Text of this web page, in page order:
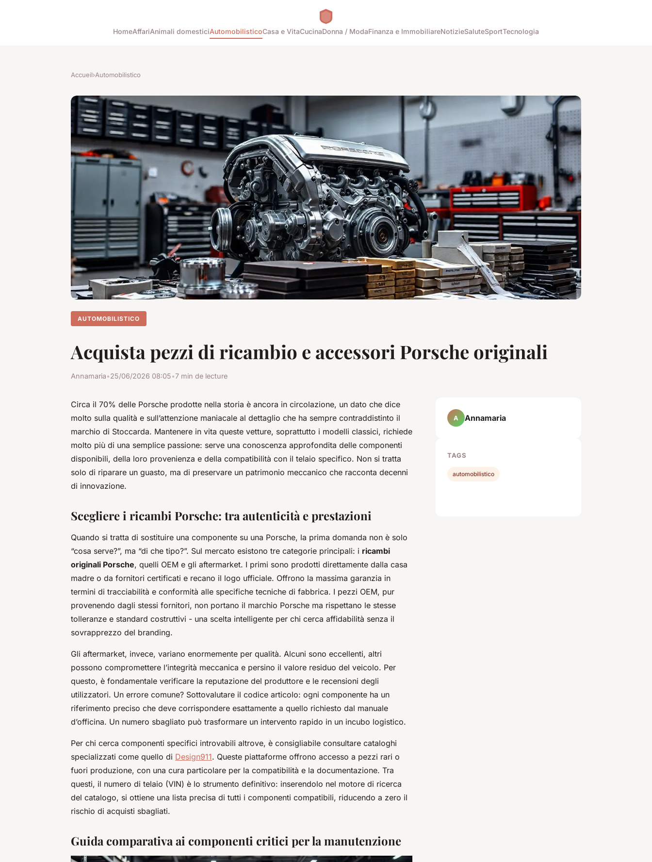
HomeAffariAnimali domesticiAutomobilisticoCasa e VitaCucinaDonna / ModaFinanza e ImmobiliareNotizieSaluteSportTecnologia
Accueil›Automobilistico
AUTOMOBILISTICO
Acquista pezzi di ricambio e accessori Porsche originali
Annamaria•25/06/2026 08:05•7 min de lecture
Circa il 70% delle Porsche prodotte nella storia è ancora in circolazione, un dato che dice
molto sulla qualità e sull’attenzione maniacale al dettaglio che ha sempre contraddistinto il
marchio di Stoccarda. Mantenere in vita queste vetture, soprattutto i modelli classici, richiede
molto più di una semplice passione: serve una conoscenza approfondita delle componenti
disponibili, della loro provenienza e della compatibilità con il telaio specifico. Non si tratta
solo di riparare un guasto, ma di preservare un patrimonio meccanico che racconta decenni
di innovazione.
Scegliere i ricambi Porsche: tra autenticità e prestazioni
Quando si tratta di sostituire una componente su una Porsche, la prima domanda non è solo
“cosa serve?”, ma “di che tipo?”. Sul mercato esistono tre categorie principali: i ricambi
originali Porsche, quelli OEM e gli aftermarket. I primi sono prodotti direttamente dalla casa
madre o da fornitori certificati e recano il logo ufficiale. Offrono la massima garanzia in
termini di tracciabilità e conformità alle specifiche tecniche di fabbrica. I pezzi OEM, pur
provenendo dagli stessi fornitori, non portano il marchio Porsche ma rispettano le stesse
tolleranze e standard costruttivi - una scelta intelligente per chi cerca affidabilità senza il
sovrapprezzo del branding.
Gli aftermarket, invece, variano enormemente per qualità. Alcuni sono eccellenti, altri
possono compromettere l’integrità meccanica e persino il valore residuo del veicolo. Per
questo, è fondamentale verificare la reputazione del produttore e le recensioni degli
utilizzatori. Un errore comune? Sottovalutare il codice articolo: ogni componente ha un
riferimento preciso che deve corrispondere esattamente a quello richiesto dal manuale
d’officina. Un numero sbagliato può trasformare un intervento rapido in un incubo logistico.
Per chi cerca componenti specifici introvabili altrove, è consigliabile consultare cataloghi
specializzati come quello di Design911. Queste piattaforme offrono accesso a pezzi rari o
fuori produzione, con una cura particolare per la compatibilità e la documentazione. Tra
questi, il numero di telaio (VIN) è lo strumento definitivo: inserendolo nel motore di ricerca
del catalogo, si ottiene una lista precisa di tutti i componenti compatibili, riducendo a zero il
rischio di acquisti sbagliati.
Guida comparativa ai componenti critici per la manutenzione
A Annamaria
TAGS
automobilistico